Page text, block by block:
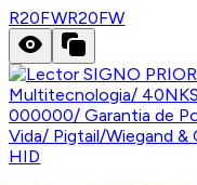
R20FWR20FW
HID